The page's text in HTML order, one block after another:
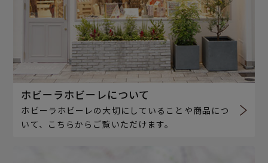
ホビーラホビーレについて
ホビーラホビーレの大切にしていることや商品につ
いて、こちらからご覧いただけます。